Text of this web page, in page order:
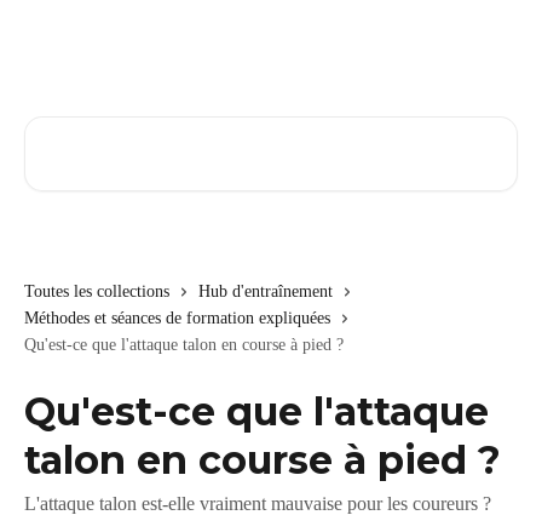
Toutes les collections
Hub d'entraînement
Méthodes et séances de formation expliquées
Qu'est-ce que l'attaque talon en course à pied ?
Qu'est-ce que l'attaque
talon en course à pied ?
L'attaque talon est-elle vraiment mauvaise pour les coureurs ?